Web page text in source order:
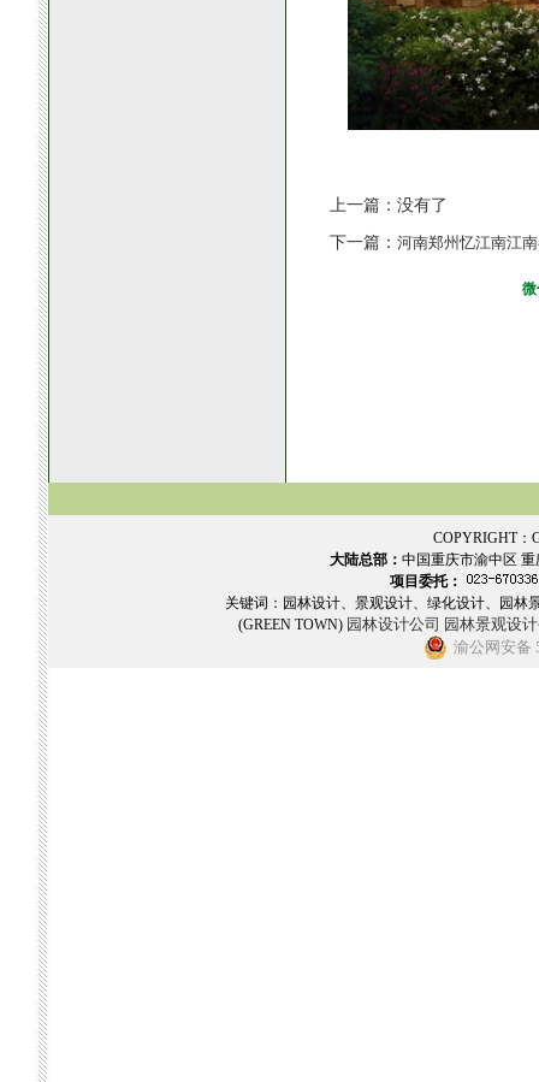
上一篇：没有了
下一篇： 河南郑州忆江南江
COPYRIGHT：
大陆总部： 中国重庆市渝中区
项目委托：
关键词：园林设计、景观设计、绿化设计、园林
(GREEN TOWN) 园林设计公司 园林景观设
渝公网安备